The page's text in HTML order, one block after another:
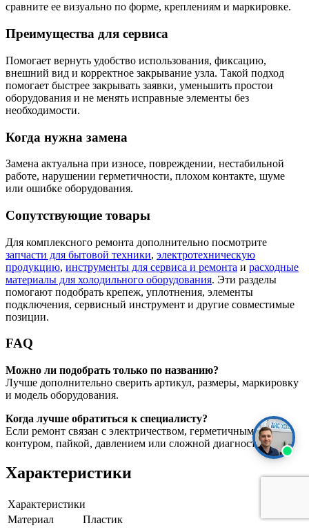
сравните ее визуально по форме, креплениям и маркировке.
Преимущества для сервиса
Помогает вернуть удобство использования, фиксацию,
внешний вид и корректное закрывание узла. Такой подход
помогает быстрее закрывать заявки, уменьшить простои
оборудования и не менять исправные элементы без
необходимости.
Когда нужна замена
Замена актуальна при износе, повреждении, нестабильной
работе, нарушении герметичности, плохом контакте, шуме
или ошибке оборудования.
Сопутствующие товары
Для комплексного ремонта дополнительно посмотрите
запчасти для бытовой техники, электротехническую
продукцию, инструменты для сервиса и ремонта и расходные
материалы для холодильного оборудования. Эти разделы
помогают подобрать крепеж, уплотнения, элементы
подключения, сервисный инструмент и другие совместимые
позиции.
FAQ
Можно ли подобрать только по названию?
Лучше дополнительно сверить артикул, размеры, маркировку
и модель оборудования.
Когда лучше обратиться к специалисту?
Если ремонт связан с электричеством, герметичным
контуром, пайкой, давлением или сложной диагностикой.
Характеристики
Характеристики
Материал
Пластик